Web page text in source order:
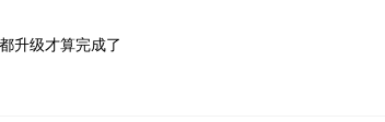
升级才算完成了